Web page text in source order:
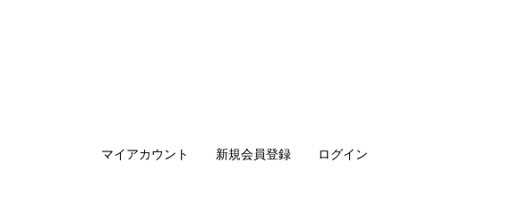
マイアカウント 新規会員登録 ログイン